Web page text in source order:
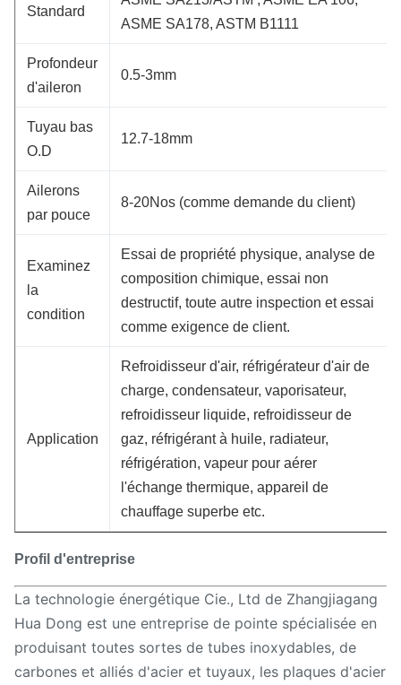
Standard
ASME SA178, ASTM B1111
Profondeur
d'aileron
0.5-3mm
Tuyau bas
O.D
12.7-18mm
Ailerons
par pouce
8-20Nos (comme demande du client)
Examinez
la
condition
Essai de propriété physique, analyse de
composition chimique, essai non
destructif, toute autre inspection et essai
comme exigence de client.
Application
Refroidisseur d'air, réfrigérateur d'air de
charge, condensateur, vaporisateur,
refroidisseur liquide, refroidisseur de
gaz, réfrigérant à huile, radiateur,
réfrigération, vapeur pour aérer
l'échange thermique, appareil de
chauffage superbe etc.
Profil d'entreprise
La technologie énergétique Cie., Ltd de Zhangjiagang
Hua Dong est une entreprise de pointe spécialisée en
produisant toutes sortes de tubes inoxydables, de
carbones et alliés d'acier et tuyaux, les plaques d'acier